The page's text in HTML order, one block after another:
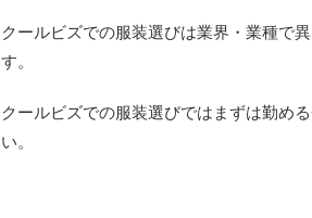
クールビズでの服装選びは業界・業種で
す。
クールビズでの服装選びではまずは勤め
い。